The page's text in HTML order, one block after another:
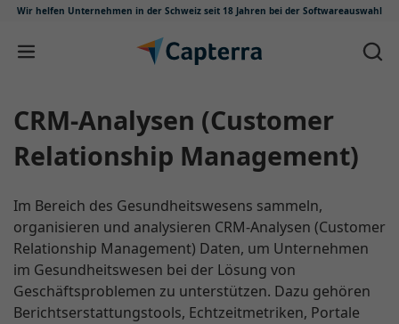
Wir helfen Unternehmen in der Schweiz seit 18 Jahren bei der Softwareauswahl
Zum Inhalt springen
CRM-Analysen (Customer
Relationship Management)
Im Bereich des Gesundheitswesens sammeln,
organisieren und analysieren CRM-Analysen (Customer
Relationship Management) Daten, um Unternehmen
im Gesundheitswesen bei der Lösung von
Geschäftsproblemen zu unterstützen. Dazu gehören
Berichtserstattungstools, Echtzeitmetriken, Portale